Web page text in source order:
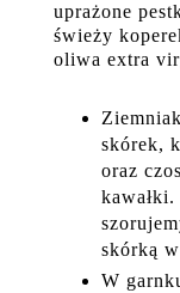
uprażone
świeży
oliwa extra
skórek,
oraz
skórką
W